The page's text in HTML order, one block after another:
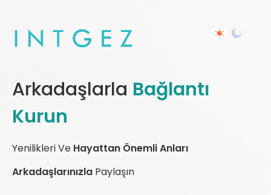
Arkadaşlarla Bağlantı
Kurun
Yenilikleri Ve Hayattan Önemli Anları
Arkadaşlarınızla Paylaşın